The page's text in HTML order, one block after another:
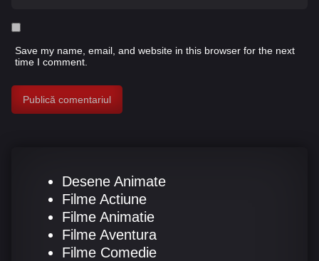
Save my name, email, and website in this browser for the next
time I comment.
Desene Animate
Filme Actiune
Filme Animatie
Filme Aventura
Filme Comedie